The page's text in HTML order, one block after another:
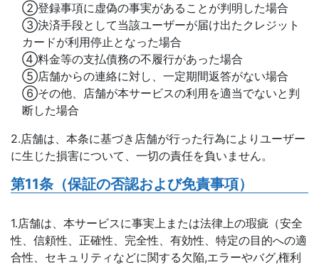
②登録事項に虚偽の事実があることが判明した場合
③決済手段として当該ユーザーが届け出たクレジット
カードが利用停止となった場合
④料金等の支払債務の不履行があった場合
⑤店舗からの連絡に対し、一定期間返答がない場合
⑥その他、店舗が本サービスの利用を適当でないと判
断した場合
2.店舗は、本条に基づき店舗が行った行為によりユーザー
に生じた損害について、一切の責任を負いません。
第11条（保証の否認および免責事項）
1.店舗は、本サービスに事実上または法律上の瑕疵（安全
性、信頼性、正確性、完全性、有効性、特定の目的への適
合性、セキュリティなどに関する欠陥,エラーやバグ,権利